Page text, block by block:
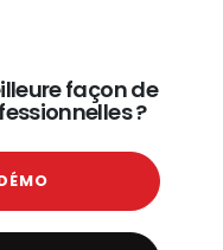
façon de
?